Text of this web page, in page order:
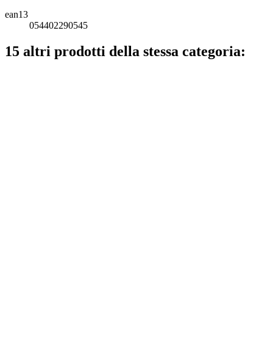
ean13
054402290545
15 altri prodotti della stessa categoria: